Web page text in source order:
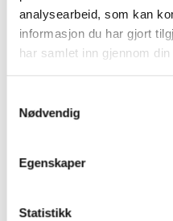
analysearbeid, som kan
informasjon du har gjort
har samlet inn gjennom
Nødvendig
Egenskaper
Statistikk
utskrift
-
uansett
størrelse
format."
Simonnæs,
Sumo
har
en
plan